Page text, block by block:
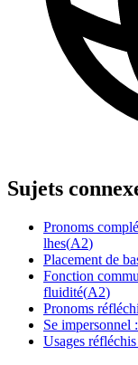
Sujets
Pronoms
lhes(A2)
Placement de
Fonction
fluidité(A2)
Pronoms
Se impersonnel
Usages